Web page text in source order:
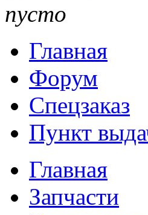
пусто
Главная
Форум
Спецзаказ
Пункт
Главная
Запчасти